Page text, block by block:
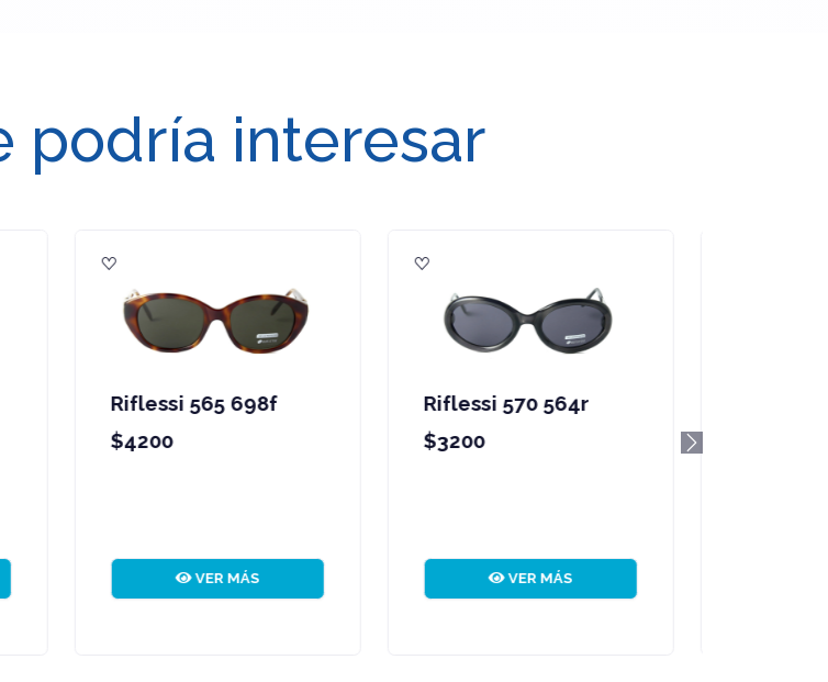
podría interesar
Riflessi 570 564r
$3200
VER MÁS
Riflessi 571 564r
$3200
VER MÁS
Next